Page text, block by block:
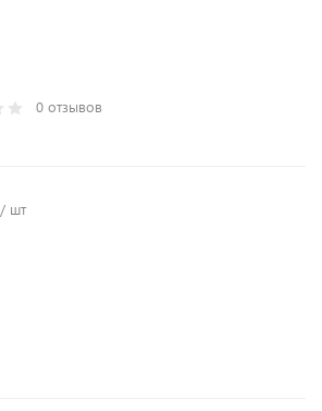
0 отзывов
/ шт